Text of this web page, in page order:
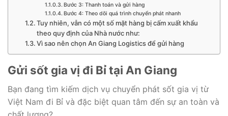
Bước 3: Thanh toán và gửi hàng
Bước 4: Theo dõi quá trình chuyển phát nhanh
Tuy nhiên, vẫn có một số mặt hàng bị cấm xuất khẩu
theo quy định của Nhà nước như:
Vì sao nên chọn An Giang Logistics để gửi hàng
Gửi sốt gia vị đi Bỉ tại An Giang
Bạn đang tìm kiếm dịch vụ chuyển phát sốt gia vị từ
Việt Nam đi Bỉ và đặc biệt quan tâm đến sự an toàn và